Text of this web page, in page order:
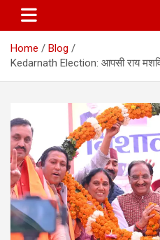
Home
Blog
Kedarnath Election: आपसी राय